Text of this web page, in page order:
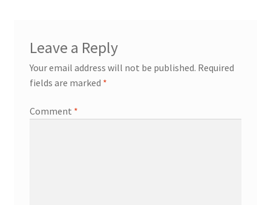
Leave a Reply
Your email address will not be published. Required
fields are marked *
Comment *